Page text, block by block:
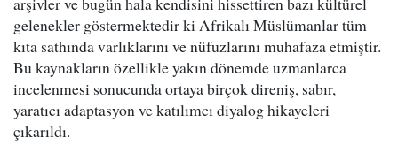
gelenekler göstermektedir ki Afrikalı Müslümanlar tüm
kıta sathında varlıklarını ve nüfuzlarını muhafaza etmiştir.
Bu kaynakların özellikle yakın dönemde uzmanlarca
incelenmesi sonucunda ortaya birçok direniş, sabır,
yaratıcı adaptasyon ve katılımcı diyalog hikayeleri
çıkarıldı.